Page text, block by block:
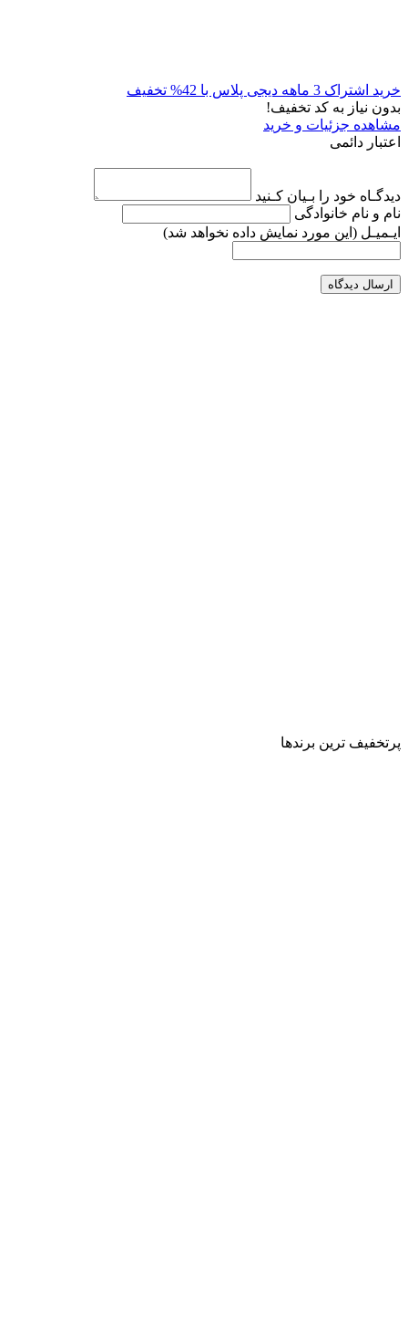
خرید اشتراک 3 ماهه دیجی پلاس با 42% تخفیف
بدون نیاز به کد تخفیف!
مشاهده جزئیات و خرید
اعتبار دائمی
دیدگـاه خود را بـیان کـنید
نام و نام خانوادگی
ایـمیـل (این مورد نمایش داده نخواهد شد)
ارسال دیدگاه
پرتخفیف ترین برندها